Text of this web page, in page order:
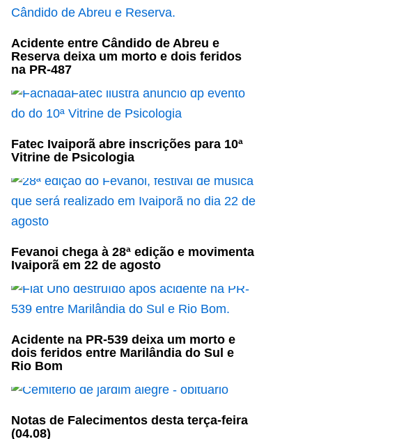
Acidente entre Cândido de Abreu e
Reserva deixa um morto e dois feridos
na PR-487
Fatec Ivaiporã abre inscrições para 10ª
Vitrine de Psicologia
Fevanoi chega à 28ª edição e movimenta
Ivaiporã em 22 de agosto
Acidente na PR-539 deixa um morto e
dois feridos entre Marilândia do Sul e
Rio Bom
Notas de Falecimentos desta terça-feira
(04.08)